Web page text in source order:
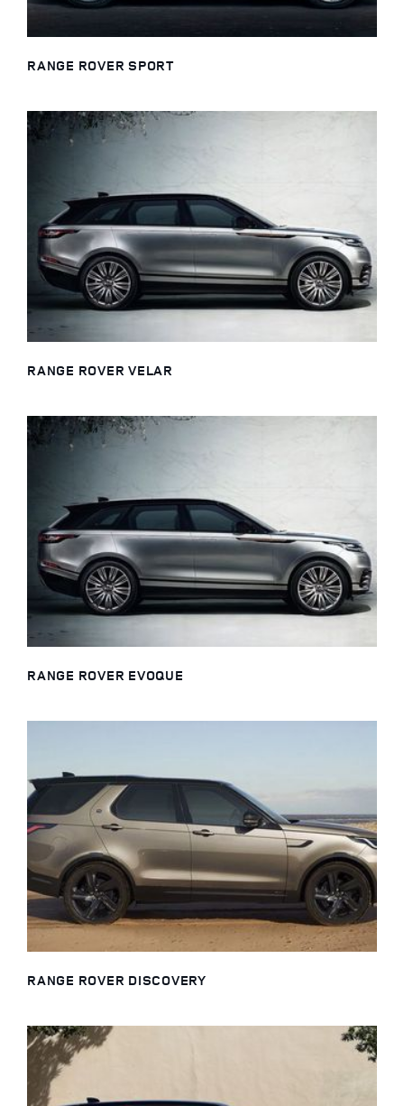
RANGE ROVER SPORT
RANGE ROVER VELAR
RANGE ROVER EVOQUE
RANGE ROVER DISCOVERY